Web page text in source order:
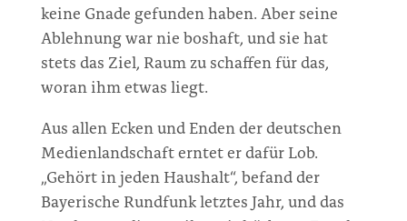
keine Gnade gefunden haben. Aber seine
Ablehnung war nie boshaft, und sie hat
stets das Ziel, Raum zu schaffen für das,
woran ihm etwas liegt.
Aus allen Ecken und Enden der deutschen
Medienlandschaft erntet er dafür Lob.
„Gehört in jeden Haushalt“, befand der
Bayerische Rundfunk letztes Jahr, und das